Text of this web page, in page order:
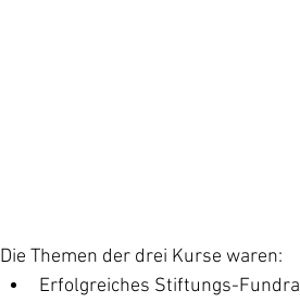
Die Themen der drei Kurse waren:
Erfolgreiches Stiftungs-